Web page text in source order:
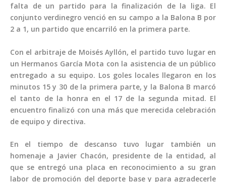
falta de un partido para la finalización de la liga. El
conjunto verdinegro venció en su campo a la Balona B por
2 a 1, un partido que encarriló en la primera parte.
Con el arbitraje de Moisés Ayllón, el partido tuvo lugar en
un Hermanos García Mota con la asistencia de un público
entregado a su equipo. Los goles locales llegaron en los
minutos 15 y 30 de la primera parte, y la Balona B marcó
el tanto de la honra en el 17 de la segunda mitad. El
encuentro finalizó con una más que merecida celebración
de equipo y directiva.
En el tiempo de descanso tuvo lugar también un
homenaje a Javier Chacón, presidente de la entidad, al
que se entregó una placa en reconocimiento a su gran
labor de promoción del deporte base y para agradecerle